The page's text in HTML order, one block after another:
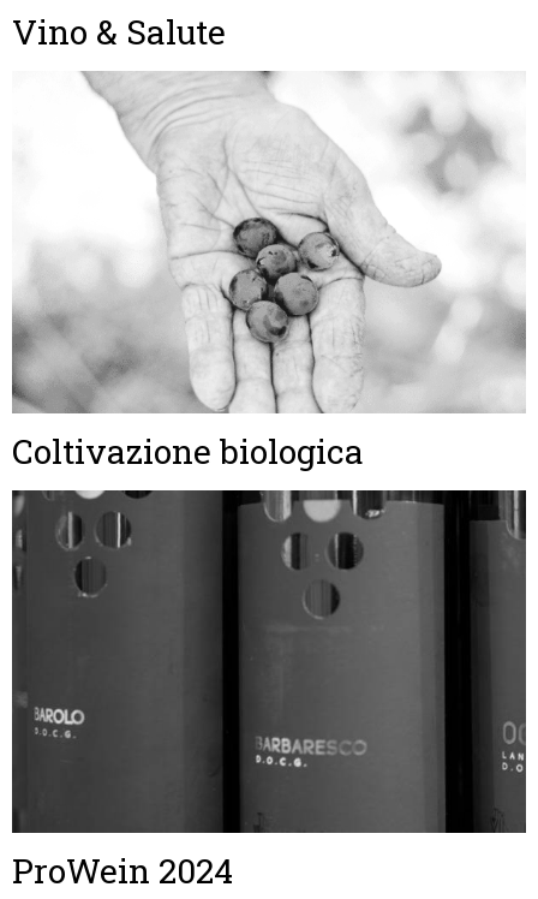
Vino & Salute
Coltivazione biologica
ProWein 2024